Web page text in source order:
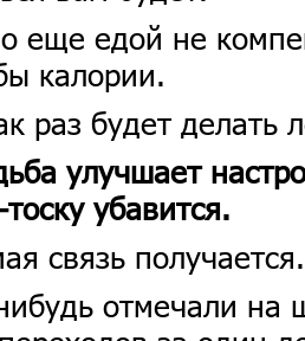
еще едой не
калории.
раз будет делать
улучшает
убавится.
связь получается.
отмечали